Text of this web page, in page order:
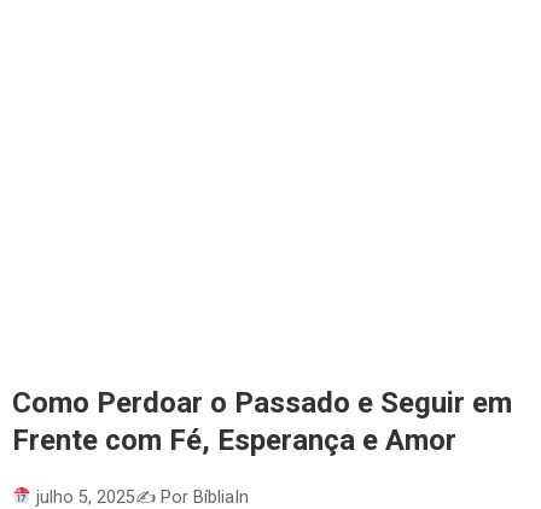
Como Perdoar o Passado e Seguir em
Frente com Fé, Esperança e Amor
julho 5, 2025✍️ Por BíbliaIn